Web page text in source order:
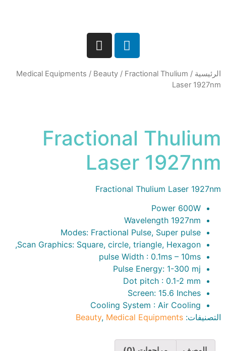
الرئيسية /
Medical Equipments / Beauty / Fractional Thulium
Laser 1927nm
Fractional Thulium
Laser 1927nm
Fractional Thulium Laser 1927nm
Power 600W
Wavelength 1927nm
Modes: Fractional Pulse, Super pulse
Scan Graphics: Square, circle, triangle, Hexagon,
pulse Width : 0.1ms – 10ms
Pulse Energy: 1-300 mj
Dot pitch : 0.1-2 mm
Screen: 15.6 Inches
Cooling System : Air Cooling
التصنيفات:
Beauty, Medical Equipments